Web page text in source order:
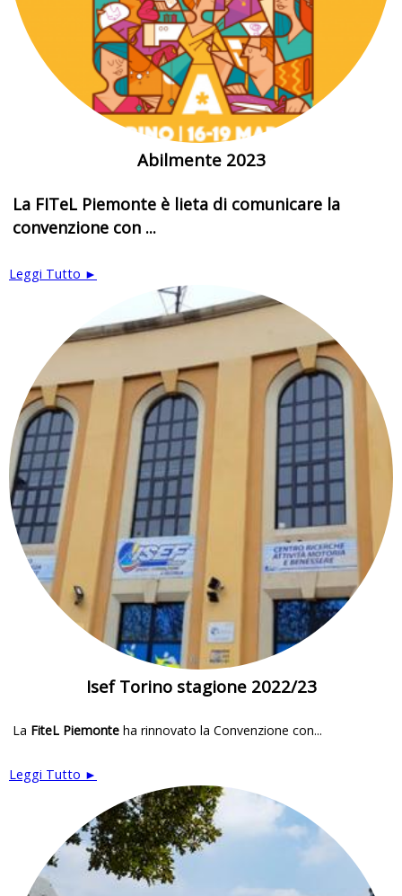
Abilmente 2023
La FITeL Piemonte è lieta di comunicare la
convenzione con ...
Leggi Tutto ►
Isef Torino stagione 2022/23
La FiteL Piemonteha rinnovato la Convenzione con...
Leggi Tutto ►